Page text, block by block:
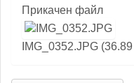
Прикачен файл
IMG_0352.JPG